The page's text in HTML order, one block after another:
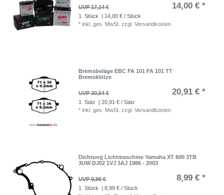
UVP 17,14 € 14,00 € *
1 Stück
| 14,00 € / Stück
*inkl. ges. MwSt. zzgl.Versandkosten
Bremsbeläge EBC FA 101 FA 101 TT
Bremsklötze
UVP 30,54 € 20,91 € *
1 Satz
| 20,91 € / Satz
*inkl. ges. MwSt. zzgl.Versandkosten
Dichtung Lichtmaschine Yamaha XT 600 3TB
3UW DJ02 1VJ 3AJ 1986 - 2003
UVP 9,90 € 8,99 € *
1 Stück
| 8,99 € / Stück